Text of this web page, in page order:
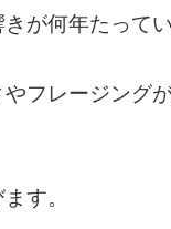
が何年たって
フレージング
す。